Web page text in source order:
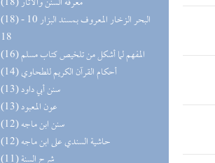
(18) البحر الزخار المعروف بمسند البزار 10 -
18
(16) المفهم لما أشكل من تلخيص كتاب مسلم
(14) أحكام القرآن الكريم للطحاوي
(13) سنن أبي داود
(13) عون المعبود
(12) سنن ابن ماجه
(12) حاشية السندي على ابن ماجه